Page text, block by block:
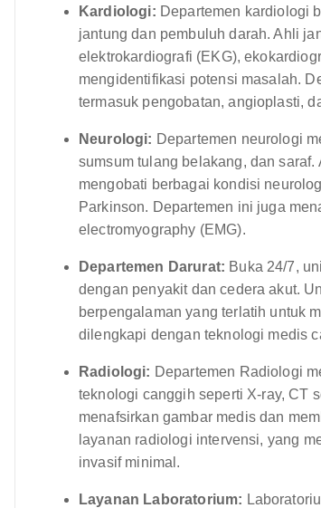
Kardiologi: Departemen kardiologi
jantung dan pembuluh darah. Ahli
elektrokardiografi (EKG),
mengidentifikasi potensi masalah.
termasuk pengobatan, angioplasti,
Neurologi: Departemen neurologi
sumsum tulang belakang, dan
mengobati berbagai kondisi
Parkinson. Departemen ini juga
electromyography (EMG).
Departemen Darurat: Buka 24/7,
dengan penyakit dan cedera akut.
berpengalaman yang terlatih untuk
dilengkapi dengan teknologi medis
Radiologi: Departemen Radiologi
teknologi canggih seperti X-ray, CT
menafsirkan gambar medis dan
layanan radiologi intervensi, yang
invasif minimal.
Layanan Laboratorium: